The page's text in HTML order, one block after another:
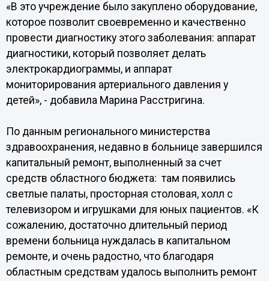
«В это учреждение было закуплено оборудование,
которое позволит своевременно и качественно
провести диагностику этого заболевания: аппарат
диагностики, который позволяет делать
электрокардиограммы, и аппарат
мониторирования артериального давления у
детей», - добавила Марина Расстригина.
По данным регионального министерства
здравоохранения, недавно в больнице завершился
капитальный ремонт, выполненный за счет
средств областного бюджета: там появились
светлые палаты, просторная столовая, холл с
телевизором и игрушками для юных пациентов. «К
сожалению, достаточно длительный период
времени больница нуждалась в капитальном
ремонте, и очень радостно, что благодаря
областным средствам удалось выполнить ремонт